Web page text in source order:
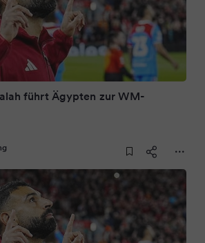
führt Ägypten zur WM-